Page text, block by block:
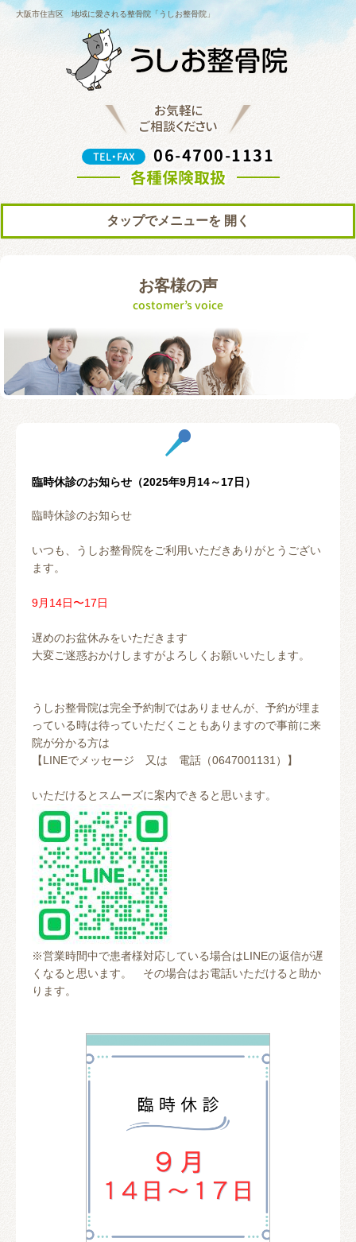
大阪市住吉区 地域に愛される整骨院「うしお整骨院」
お気軽に
ご相談ください
TEL・FAX
06-4700-1131
各種保険取扱
タップでメニューを
料金表
ブログ お知らせ
お客様の声 テーピング
リアライン（骨盤矯正） トレーニング指導
首の痛み
お客様の声
costomer’s voice
臨時休診のお知らせ（2025年9月14～17日）
臨時休診のお知らせ
いつも、うしお整骨院をご利用いただきありがとうござい
ます。
9月14日〜17日
遅めのお盆休みをいただきます
大変ご迷惑おかけしますがよろしくお願いいたします。
うしお整骨院は完全予約制ではありませんが、予約が埋ま
っている時は待っていただくこともありますので事前に来
院が分かる方は
【LINEでメッセージ 又は 電話（0647001131）】
いただけるとスムーズに案内できると思います。
※営業時間中で患者様対応している場合はLINEの返信が遅
くなると思います。 その場合はお電話いただけると助か
ります。